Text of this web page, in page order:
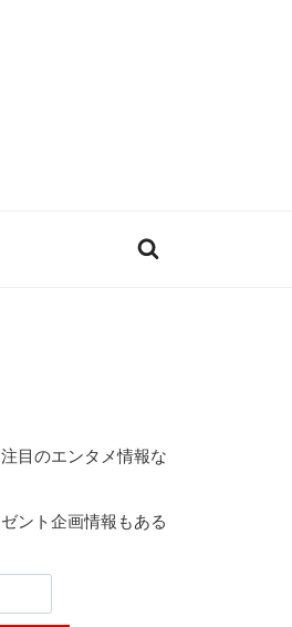
目のエンタメ情報な
ント企画情報もある